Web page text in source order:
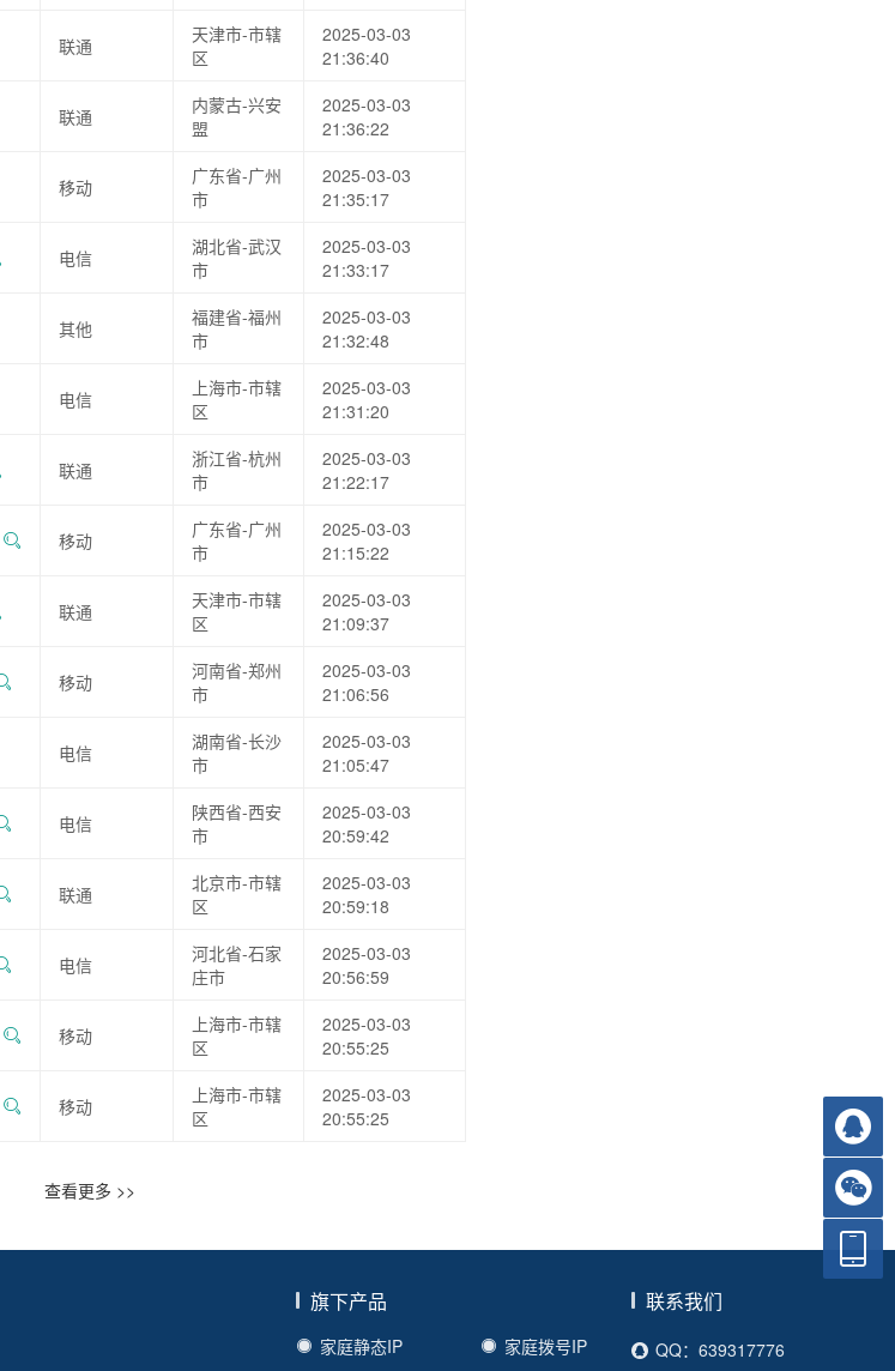
联通
天津市-市辖
区
2025-03-03
21:36:40
联通
内蒙古-兴安
盟
2025-03-03
21:36:22
移动
广东省-广州
市
2025-03-03
21:35:17
电信
湖北省-武汉
市
2025-03-03
21:33:17
其他
福建省-福州
市
2025-03-03
21:32:48
电信
上海市-市辖
区
2025-03-03
21:31:20
联通
浙江省-杭州
市
2025-03-03
21:22:17
移动
广东省-广州
市
2025-03-03
21:15:22
联通
天津市-市辖
区
2025-03-03
21:09:37
移动
河南省-郑州
市
2025-03-03
21:06:56
电信
湖南省-长沙
市
2025-03-03
21:05:47
电信
陕西省-西安
市
2025-03-03
20:59:42
联通
北京市-市辖
区
2025-03-03
20:59:18
电信
河北省-石家
庄市
2025-03-03
20:56:59
移动
上海市-市辖
区
2025-03-03
20:55:25
移动
上海市-市辖
区
2025-03-03
20:55:25
查看更多 >>
旗下产品
家庭静态IP
家庭拨号IP
联系我们
QQ：639317776